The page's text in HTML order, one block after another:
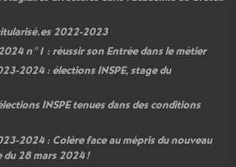
2022-2023
n°1 : réussir son Entrée dans le métier
2024 : électionsINSPE, stage du
INSPEtenues dans des conditions
2024 : Colère face au mépris du nouveau
28 mars 2024!